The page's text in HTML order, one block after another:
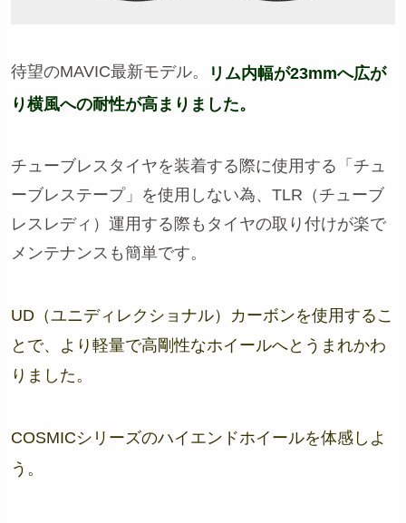
待望のMAVIC最新モデル。
リム内幅が23mmへ広が
り横風への耐性が高まりました。
チューブレスタイヤを装着する際に使用する「チュ
ーブレステープ」を使用しない為、TLR（チューブ
レスレディ）運用する際もタイヤの取り付けが楽で
メンテナンスも簡単です。
UD（ユニディレクショナル）カーボンを使用するこ
とで、より軽量で高剛性なホイールへとうまれかわ
りました。
COSMICシリーズのハイエンドホイールを体感しよ
う。